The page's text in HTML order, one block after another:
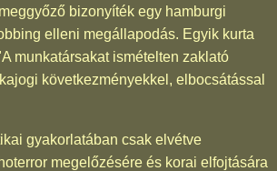
bizonyíték egy hamburgi
elleni megállapodás. Egyik kurta
munkatársakat ismételten zaklató
következményekkel, elbocsátással
gyakorlatában csak elvétve
megelőzésére és korai elfojtására